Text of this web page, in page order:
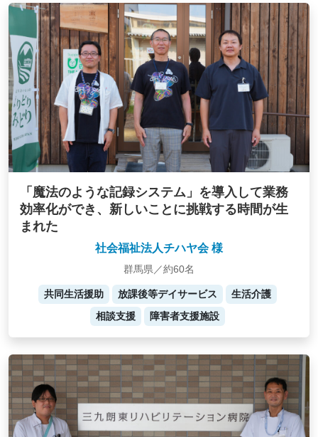
「魔法のような記録システム」を導入して業務
効率化ができ、新しいことに挑戦する時間が生
まれた
社会福祉法人チハヤ会 様
群馬県／約60名
共同生活援助 放課後等デイサービス
生活介護
相談支援
障害者支援施設